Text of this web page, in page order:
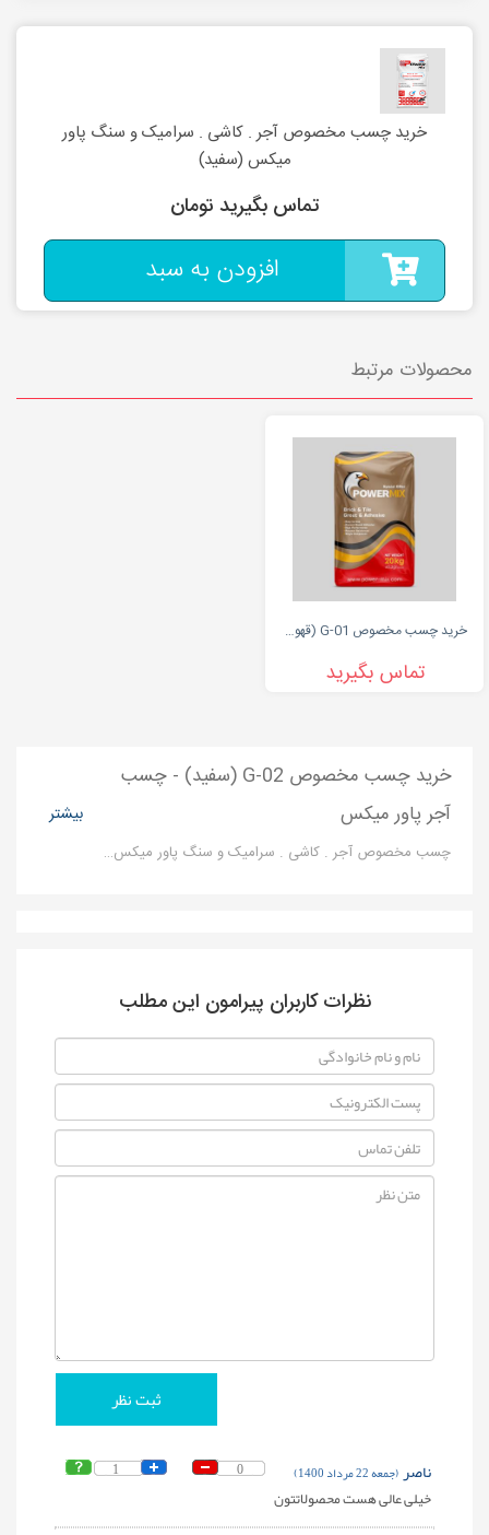
خرید چسب مخصوص آجر . کاشی . سرامیک و سنگ پاور
میکس (سفید)
تماس بگیرید تومان
افزودن به سبد
محصولات مرتبط
خرید چسب مخصوص G-01 (قهوه ای) - پاورمیکس
تماس بگیرید
خرید چسب مخصوص G-02 (سفید) - چسب
آجر پاور میکس
چسب مخصوص آجر . کاشی . سرامیک و سنگ پاور میکس - چسب پودری پاورمیکس - چسب آجر
بیشتر
نظرات کاربران پیرامون این مطلب
1 0 ناصر(جمعه 22 مرداد 1400)
خیلی عالی هست محصولاتتون